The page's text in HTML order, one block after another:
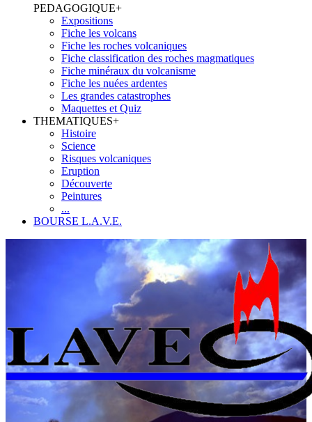
PEDAGOGIQUE+
Expositions
Fiche les volcans
Fiche les roches volcaniques
Fiche classification des roches magmatiques
Fiche minéraux du volcanisme
Fiche les nuées ardentes
Les grandes catastrophes
Maquettes et Quiz
THEMATIQUES+
Histoire
Science
Risques volcaniques
Eruption
Découverte
Peintures
...
BOURSE L.A.V.E.